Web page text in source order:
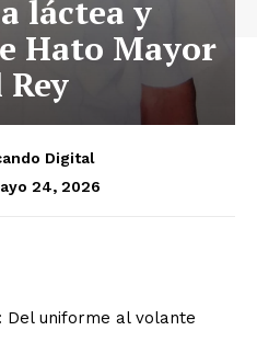
láctea y
Hato Mayor
Rey
Digital
24, 2026
Del uniforme al volante